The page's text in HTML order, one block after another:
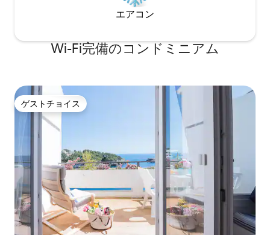
エアコン
Wi-Fi完備のコンドミニアム
ゲストチョイス
ゲストチョイス